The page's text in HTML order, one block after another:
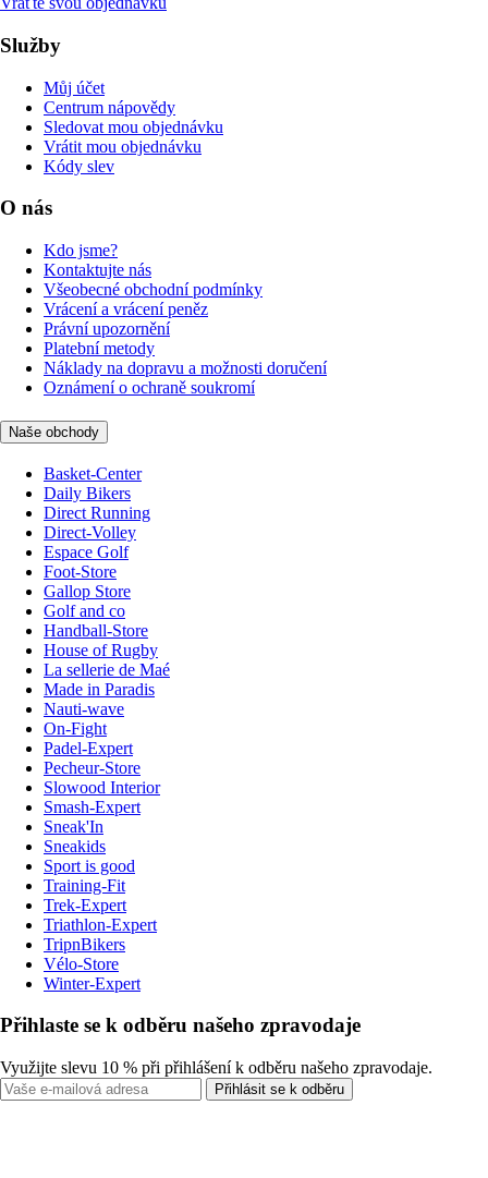
Služby
Můj účet
Centrum nápovědy
Sledovat mou objednávku
Vrátit mou objednávku
Kódy slev
O nás
Kdo jsme?
Kontaktujte nás
Všeobecné obchodní podmínky
Vrácení a vrácení peněz
Právní upozornění
Platební metody
Náklady na dopravu a možnosti doručení
Oznámení o ochraně soukromí
Naše obchody
Basket-Center
Daily Bikers
Direct Running
Direct-Volley
Espace Golf
Foot-Store
Gallop Store
Golf and co
Handball-Store
House of Rugby
La sellerie de Maé
Made in Paradis
Nauti-wave
On-Fight
Padel-Expert
Pecheur-Store
Slowood Interior
Smash-Expert
Sneak'In
Sneakids
Sport is good
Training-Fit
Trek-Expert
Triathlon-Expert
TripnBikers
Vélo-Store
Winter-Expert
Přihlaste se k odběru našeho zpravodaje
Využijte slevu 10 % při přihlášení k odběru našeho zpravodaje.
Přihlásit se k odběru